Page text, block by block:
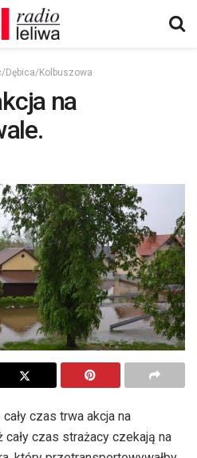
Dębica/Kolbuszowa
na
czas trwa akcja na
czas strażacy czekają na